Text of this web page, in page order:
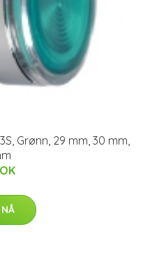
Grønn, 29 mm, 30 mm,